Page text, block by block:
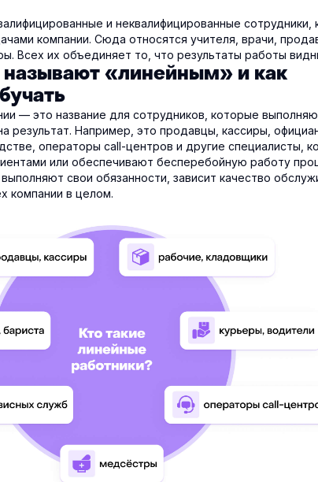
и неквалифицированные сотрудники,
компании. Сюда относятся учителя, врачи,
Всех их объединяет то, что результаты работы
«линейным» и как
— это название для сотрудников, которые
результат. Например, это продавцы, кассиры,
операторы call-центров и другие специалисты,
или обеспечивают бесперебойную работу
свои обязанности, зависит качество
компании в целом.